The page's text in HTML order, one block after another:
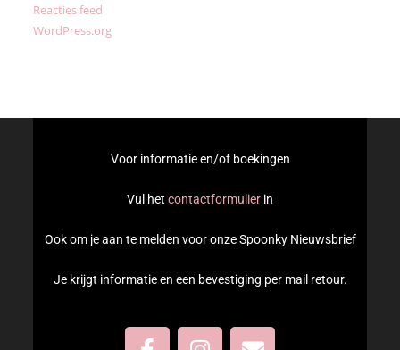
Reacties feed
WordPress.org
Voor informatie en/of boekingen
Vul het contactformulier in
Ook om je aan te melden voor onze Spoonky Nieuwsbrief
Je krijgt informatie en een bevestiging per mail retour.